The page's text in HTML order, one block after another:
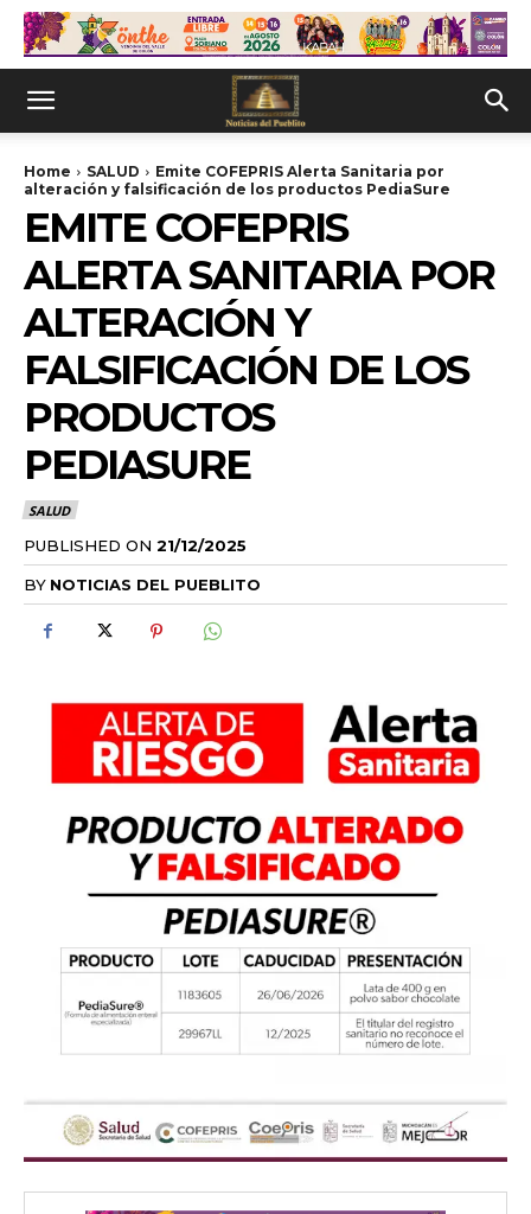
Home SALUD
Emite COFEPRIS Alerta Sanitaria por
alteración y falsificación de los productos PediaSure
EMITE COFEPRIS
ALERTA SANITARIA POR
ALTERACIÓN Y
FALSIFICACIÓN DE LOS
PRODUCTOS
PEDIASURE
SALUD
PUBLISHED ON 21/12/2025
BY NOTICIAS DEL PUEBLITO